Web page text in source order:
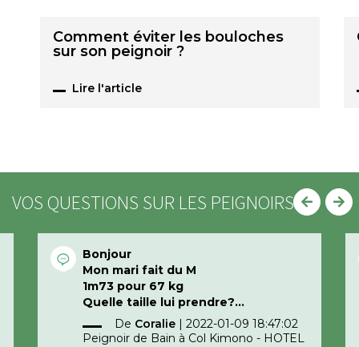
Comment éviter les bouloches
sur son peignoir ?
Lire l'article
VOS QUESTIONS SUR LES PEIGNOIRS
Bonjour
Mon mari fait du M
1m73 pour 67 kg
Quelle taille lui prendre?
Merci d’avance
De Coralie | 2022-01-09 18:47:02
Peignoir de Bain à Col Kimono - HOTEL